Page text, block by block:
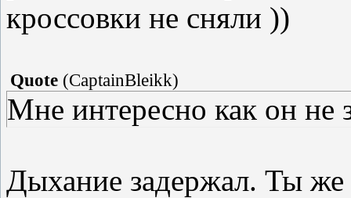
кроссовки не сняли ))
Quote (CaptainBleikk)
Мне интересно как он не
Дыхание задержал. Ты